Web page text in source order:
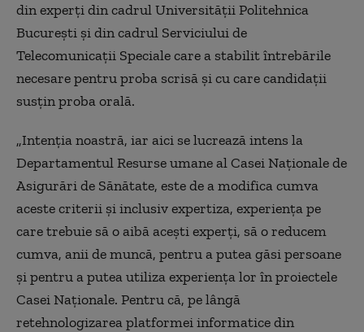
din experţi din cadrul Universităţii Politehnica
Bucureşti şi din cadrul Serviciului de
Telecomunicaţii Speciale care a stabilit întrebările
necesare pentru proba scrisă şi cu care candidaţii
susţin proba orală.
„Intenţia noastră, iar aici se lucrează intens la
Departamentul Resurse umane al Casei Naţionale de
Asigurări de Sănătate, este de a modifica cumva
aceste criterii şi inclusiv expertiza, experienţa pe
care trebuie să o aibă aceşti experţi, să o reducem
cumva, anii de muncă, pentru a putea găsi persoane
şi pentru a putea utiliza experienţa lor în proiectele
Casei Naţionale. Pentru că, pe lângă
retehnologizarea platformei informatice din